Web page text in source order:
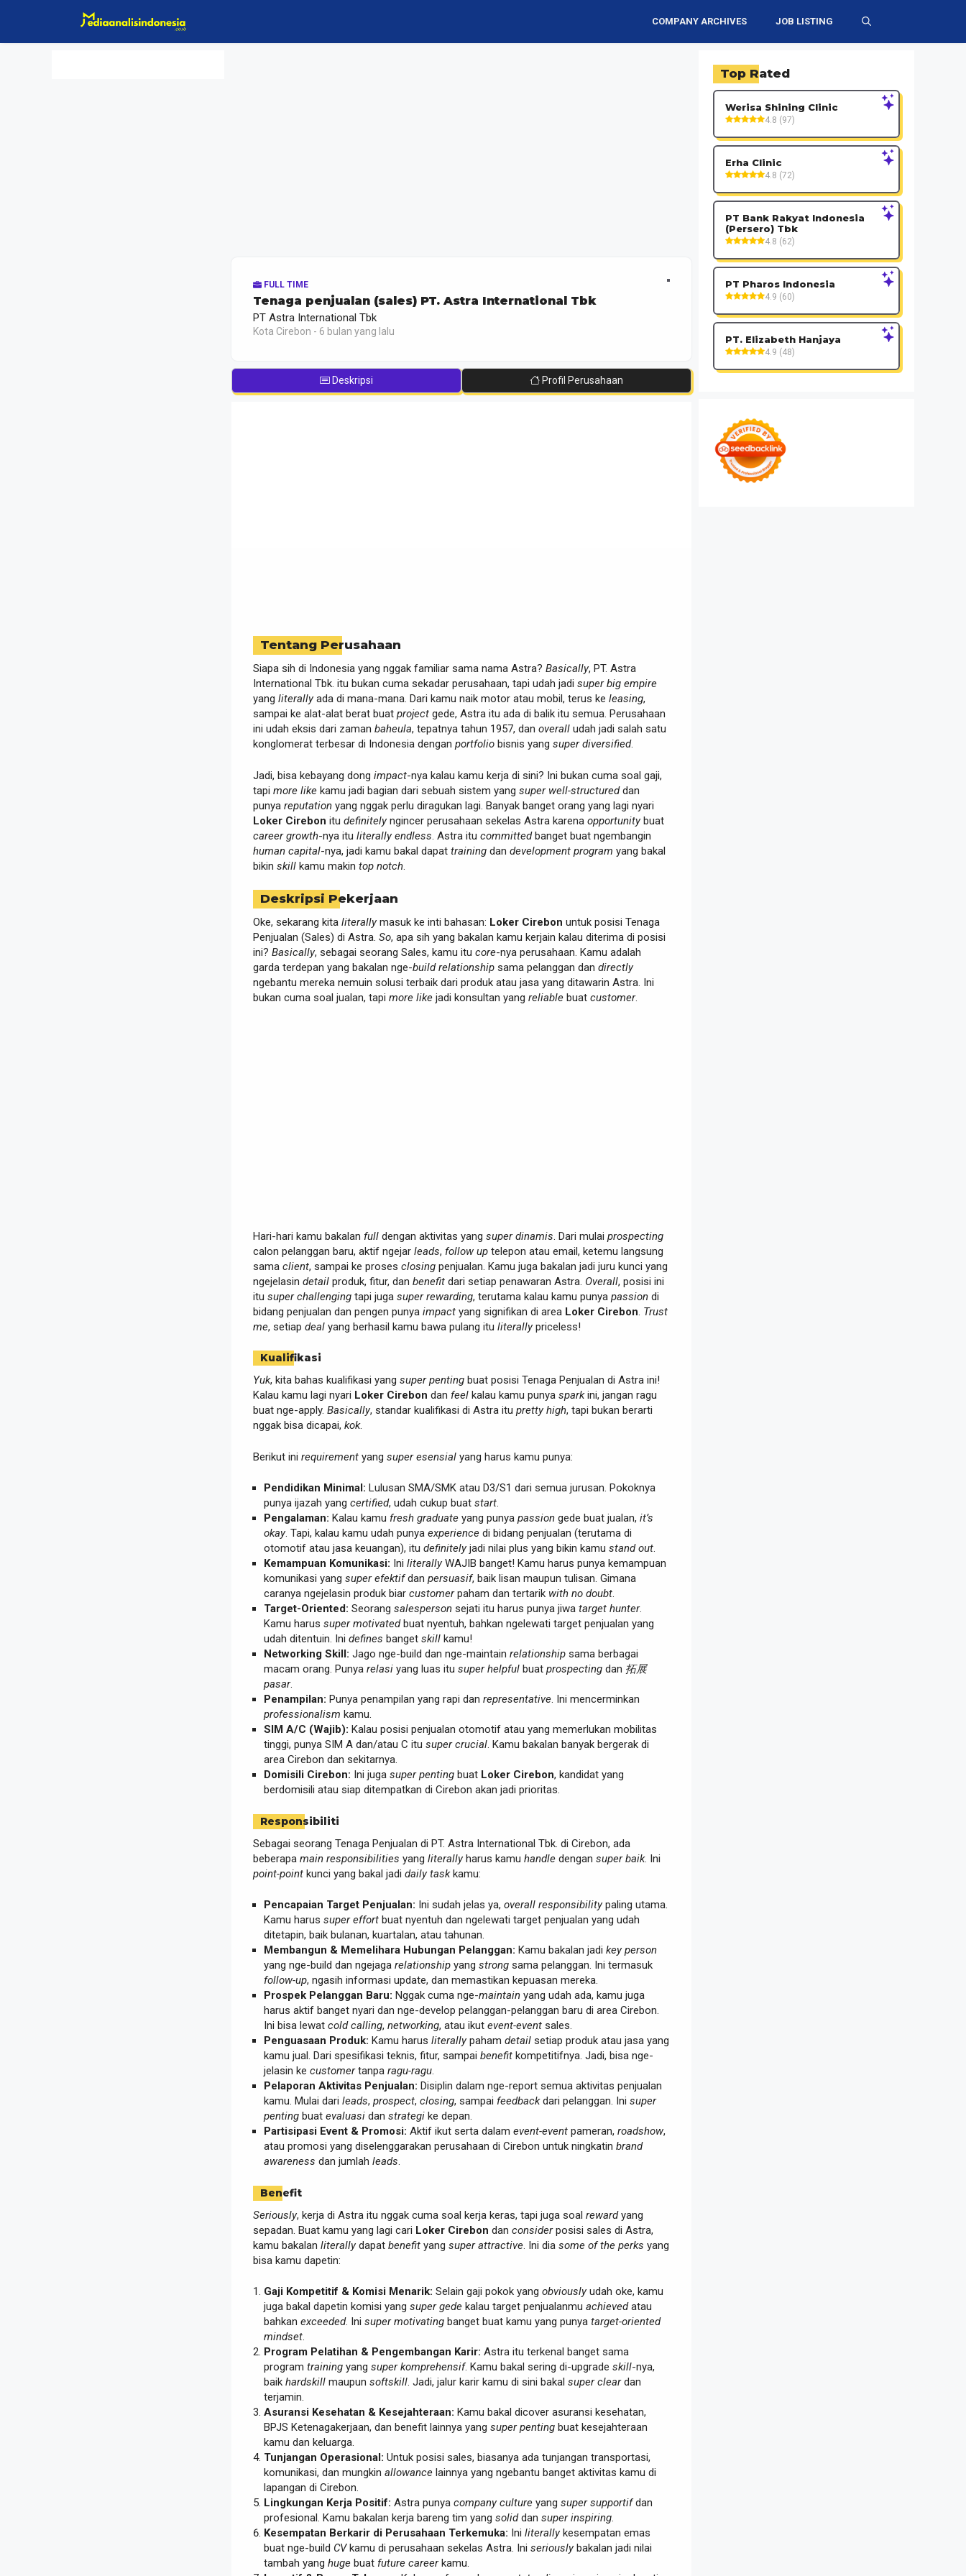
COMPANY ARCHIVES JOB LISTING
FULL TIME
Tenaga penjualan (sales) PT. Astra International Tbk
PT Astra International Tbk
Kota Cirebon - 6 bulan yang lalu
Deskripsi Profil Perusahaan
Tentang Perusahaan
Siapa sih di Indonesia yang nggak familiar sama nama Astra? Basically, PT. Astra
International Tbk. itu bukan cuma sekadar perusahaan, tapi udah jadi super big empire
yang literallyada di mana-mana. Dari kamu naik motor atau mobil, terus ke leasing,
sampai ke alat-alat berat buat project gede, Astra itu ada di balik itu semua. Perusahaan
ini udah eksis dari zaman baheula, tepatnya tahun 1957, dan overall udah jadi salah satu
konglomerat terbesar di Indonesia dengan portfolio bisnis yang super diversified.
Jadi, bisa kebayang dong impact-nya kalau kamu kerja di sini? Ini bukan cuma soal gaji,
tapi more like kamu jadi bagian dari sebuah sistem yang super well-structureddan
punya reputation yang nggak perlu diragukan lagi. Banyak banget orang yang lagi nyari
Loker Cirebon itu definitelyngincer perusahaan sekelas Astra karena opportunitybuat
career growth-nya itu literally endless . Astra itu committedbanget buat ngembangin
human capital-nya, jadi kamu bakal dapat training dan development program yang bakal
bikin skill kamu makin top notch
Deskripsi Pekerjaan
Oke, sekarang kita literallymasuk ke inti bahasan: Loker Cirebon untuk posisi Tenaga
Penjualan (Sales) di Astra. So, apa sih yang bakalan kamu kerjain kalau diterima di posisi
ini? Basically, sebagai seorang Sales, kamu itu core-nya perusahaan. Kamu adalah
garda terdepan yang bakalan nge-build relationship sama pelanggan dan directly
ngebantu mereka nemuin solusi terbaik dari produk atau jasa yang ditawarin Astra. Ini
bukan cuma soal jualan, tapi more like jadi konsultan yang reliable buat customer.
Hari-hari kamu bakalan full dengan aktivitas yang super dinamis . Dari mulai prospecting
calon pelanggan baru, aktif ngejar leads, follow up telepon atau email, ketemu langsung
sama client, sampai ke proses closing penjualan. Kamu juga bakalan jadi juru kunci yang
ngejelasin detail produk, fitur, dan benefit dari setiap penawaran Astra. Overall, posisi ini
itu super challenging tapi juga super rewarding, terutama kalau kamu punya passion di
bidang penjualan dan pengen punya impact yang signifikan di area Loker Cirebon Trust
me, setiap deal yang berhasil kamu bawa pulang itu literallypriceless!
Kualifikasi
Yuk, kita bahas kualifikasi yang super penting buat posisi Tenaga Penjualan di Astra ini!
Kalau kamu lagi nyari Loker Cirebon dan feel kalau kamu punya sparkini, jangan ragu
buat nge-apply. Basically, standar kualifikasi di Astra itu pretty high, tapi bukan berarti
nggak bisa dicapai, kok.
Berikut ini requirement yang super esensial yang harus kamu punya:
Pendidikan Minimal: Lulusan SMA/SMK atau D3/S1 dari semua jurusan. Pokoknya
punya ijazah yang certified, udah cukup buat start.
Pengalaman: Kalau kamu fresh graduate yang punya passion gede buat jualan, it’s
okay. Tapi, kalau kamu udah punya experience di bidang penjualan (terutama di
otomotif atau jasa keuangan), itu definitelyjadi nilai plus yang bikin kamu stand out.
Kemampuan Komunikasi: Ini literallyWAJIB banget! Kamu harus punya kemampuan
komunikasi yang super efektifdan persuasif, baik lisan maupun tulisan. Gimana
caranya ngejelasin produk biar customerpaham dan tertarik with no doubt.
Target-Oriented: Seorang salesperson sejati itu harus punya jiwa target hunter.
Kamu harus super motivatedbuat nyentuh, bahkan ngelewati target penjualan yang
udah ditentuin. Ini defines banget skill kamu!
Networking Skill: Jago nge-build dan nge-maintain relationship sama berbagai
macam orang. Punya relasi yang luas itu super helpful buat prospecting dan 拓展
pasar.
Penampilan: Punya penampilan yang rapi dan representative. Ini mencerminkan
professionalism kamu.
SIM A/C (Wajib): Kalau posisi penjualan otomotif atau yang memerlukan mobilitas
tinggi, punya SIM A dan/atau C itu super crucial. Kamu bakalan banyak bergerak di
area Cirebon dan sekitarnya.
Domisili Cirebon: Ini juga super penting buat Loker Cirebon, kandidat yang
berdomisili atau siap ditempatkan di Cirebon akan jadi prioritas.
Responsibiliti
Sebagai seorang Tenaga Penjualan di PT. Astra International Tbk. di Cirebon, ada
beberapa main responsibilities yang literallyharus kamu handle dengan super baik. Ini
point-point kunci yang bakal jadi daily taskkamu:
Pencapaian Target Penjualan: Ini sudah jelas ya, overall responsibilitypaling utama.
Kamu harus super effort buat nyentuh dan ngelewati target penjualan yang udah
ditetapin, baik bulanan, kuartalan, atau tahunan.
Membangun & Memelihara Hubungan Pelanggan: Kamu bakalan jadi key person
yang nge-build dan ngejaga relationship yang strong sama pelanggan. Ini termasuk
follow-up, ngasih informasi update, dan memastikan kepuasan mereka.
Prospek Pelanggan Baru: Nggak cuma nge-maintain yang udah ada, kamu juga
harus aktif banget nyari dan nge-develop pelanggan-pelanggan baru di area Cirebon.
Ini bisa lewat cold calling, networking, atau ikut event-event sales.
Penguasaan Produk: Kamu harus literallypaham detail setiap produk atau jasa yang
kamu jual. Dari spesifikasi teknis, fitur, sampai benefit kompetitifnya. Jadi, bisa nge-
jelasin ke customertanpa ragu-ragu.
Pelaporan Aktivitas Penjualan: Disiplin dalam nge-report semua aktivitas penjualan
kamu. Mulai dari leads, prospect, closing, sampai feedbackdari pelanggan. Ini super
penting buat evaluasi dan strategi ke depan.
Partisipasi Event & Promosi: Aktif ikut serta dalam event-event pameran, roadshow,
atau promosi yang diselenggarakan perusahaan di Cirebon untuk ningkatin brand
awareness dan jumlah leads.
Benefit
Seriously, kerja di Astra itu nggak cuma soal kerja keras, tapi juga soal rewardyang
sepadan. Buat kamu yang lagi cari Loker Cirebon dan considerposisi sales di Astra,
kamu bakalan literallydapat benefit yang super attractive . Ini dia some of the perks yang
bisa kamu dapetin:
Gaji Kompetitif & Komisi Menarik: Selain gaji pokok yang obviouslyudah oke, kamu
juga bakal dapetin komisi yang super gede kalau target penjualanmu achievedatau
bahkan exceeded. Ini super motivating banget buat kamu yang punya target-oriented
mindset.
Program Pelatihan & Pengembangan Karir: Astra itu terkenal banget sama
program training yang super komprehensif. Kamu bakal sering di-upgrade skill-nya,
baik hardskill maupun softskill. Jadi, jalur karir kamu di sini bakal super cleardan
terjamin.
Asuransi Kesehatan & Kesejahteraan: Kamu bakal dicover asuransi kesehatan,
BPJS Ketenagakerjaan, dan benefit lainnya yang super penting buat kesejahteraan
kamu dan keluarga.
Tunjangan Operasional: Untuk posisi sales, biasanya ada tunjangan transportasi,
komunikasi, dan mungkin allowance lainnya yang ngebantu banget aktivitas kamu di
lapangan di Cirebon.
Lingkungan Kerja Positif: Astra punya company culture yang super supportifdan
profesional. Kamu bakalan kerja bareng tim yang soliddan super inspiring.
Kesempatan Berkarir di Perusahaan Terkemuka: Ini literallykesempatan emas
buat nge-build CVkamu di perusahaan sekelas Astra. Ini seriouslybakalan jadi nilai
tambah yang huge buat future careerkamu.
Top Rated
Werisa Shining Clinic
4.8 (97)
Erha Clinic
4.8 (72)
PT Bank Rakyat Indonesia
(Persero) Tbk
4.8 (62)
PT Pharos Indonesia
4.9 (60)
PT. Elizabeth Hanjaya
4.9 (48)